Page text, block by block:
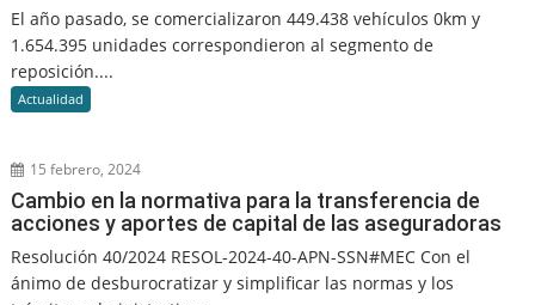
El año pasado, se comercializaron 449.438 vehículos 0km y
1.654.395 unidades correspondieron al segmento de
reposición....
Actualidad
15 febrero, 2024
Cambio en la normativa para la transferencia de
acciones y aportes de capital de las aseguradoras
Resolución 40/2024 RESOL-2024-40-APN-SSN#MEC Con el
ánimo de desburocratizar y simplificar las normas y los